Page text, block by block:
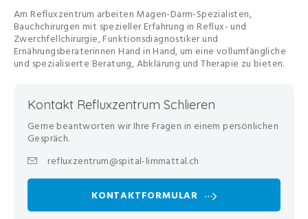
Am Refluxzentrum arbeiten Magen-Darm-Spezialisten,
Bauchchirurgen mit spezieller Erfahrung in Reflux- und
Zwerchfellchirurgie, Funktionsdiagnostiker und
Ernährungsberaterinnen Hand in Hand, um eine vollumfängliche
und spezialisierte Beratung, Abklärung und Therapie zu bieten.
Kontakt Refluxzentrum Schlieren
Gerne beantworten wir Ihre Fragen in einem persönlichen
Gespräch.
refluxzentrum@spital-limmattal.ch
KONTAKTFORMULAR